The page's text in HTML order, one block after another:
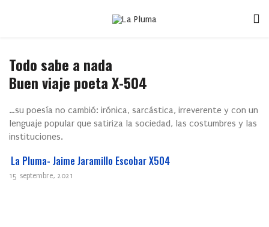
Todo sabe a nada
Buen viaje poeta X-504
…su poesía no cambió: irónica, sarcástica, irreverente y con un
lenguaje popular que satiriza la sociedad, las costumbres y las
instituciones.
La Pluma- Jaime Jaramillo Escobar X504
15 septembre, 2021